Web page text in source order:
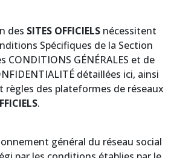
des SITES OFFICIELS nécessitent
Spécifiques de la Section
CONDITIONS GÉNÉRALES et de
détaillées ici, ainsi
règles des plateformes de réseaux
.
général du réseau social